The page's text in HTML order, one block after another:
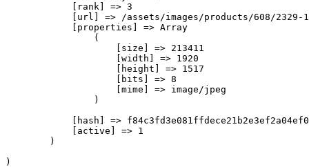
            [rank] => 3
[url] => /assets/images/products/608/2329-
            [properties] => Array
                (
                    [size] => 213411
                    [width] => 1920
                    [height] => 1517
                    [bits] => 8
                    [mime] => image/jpeg
                )
[hash] =>
            [active] => 1
        )